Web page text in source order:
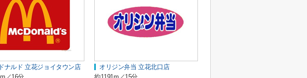
ナルド 立花ジョイタウン店
オリジン弁当 立花北口店